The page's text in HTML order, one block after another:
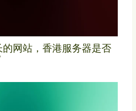
网站，香港服务器是否